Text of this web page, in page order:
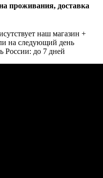
проживания, доставка
наш магазин +
на следующий день
России: до 7 дней